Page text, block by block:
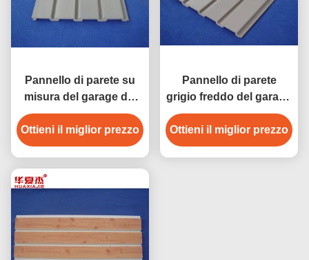
Pannello di parete su
misura del garage del
vinile del PVC,
incorniciatura di parete
del garage di
Ottieni il miglior prezzo
Pannello di parete
grigio freddo del garage
del pannello della
stecca del pannello del
PVC Slatwall della
Ottieni il miglior prezzo